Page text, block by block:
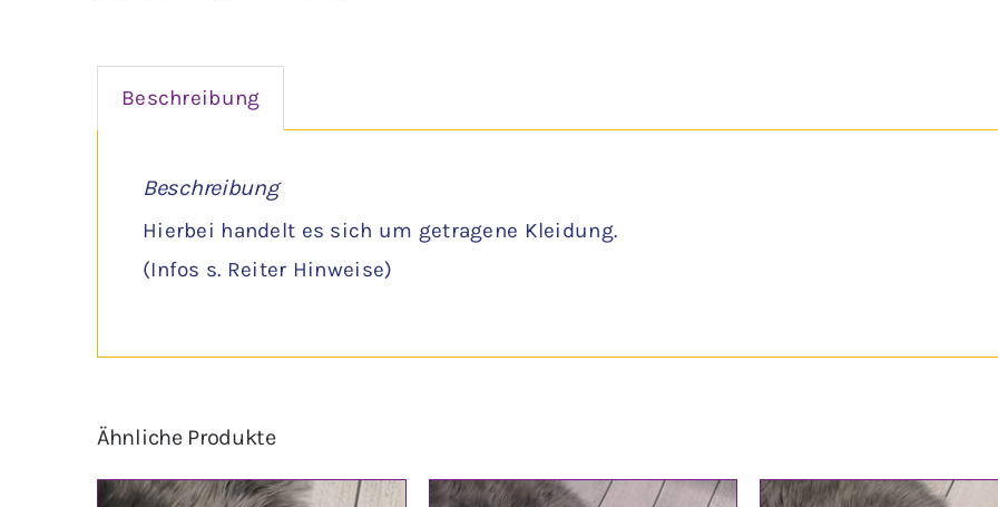
Beschreibung
Beschreibung
Hierbei handelt es sich um getragene Kleidung.
(Infos s. Reiter Hinweise)
Ähnliche Produkte